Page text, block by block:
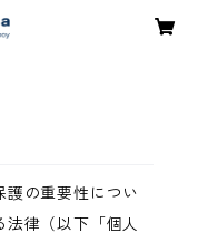
護の重要性につい
律（以下「個人